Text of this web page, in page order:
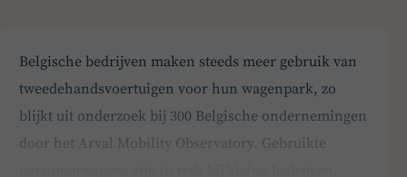
Belgische bedrijven maken steeds meer gebruik van
tweedehandsvoertuigen voor hun wagenpark, zo
blijkt uit onderzoek bij 300 Belgische ondernemingen
door het Arval Mobility Observatory. Gebruikte